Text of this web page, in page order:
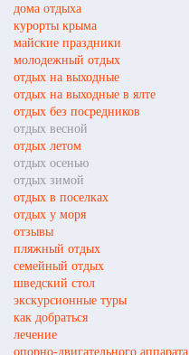
дома отдыха
курорты крыма
майские праздники
молодежный отдых
отдых на выходные
отдых на выходные в ялте
отдых без посредников
отдых весной
отдых летом
отдых осенью
отдых зимой
отдых в поселках
отдых у моря
отзывы
пляжный отдых
семейный отдых
шведский стол
экскурсионные туры
как добраться
лечение
опорно-двигательного аппарата